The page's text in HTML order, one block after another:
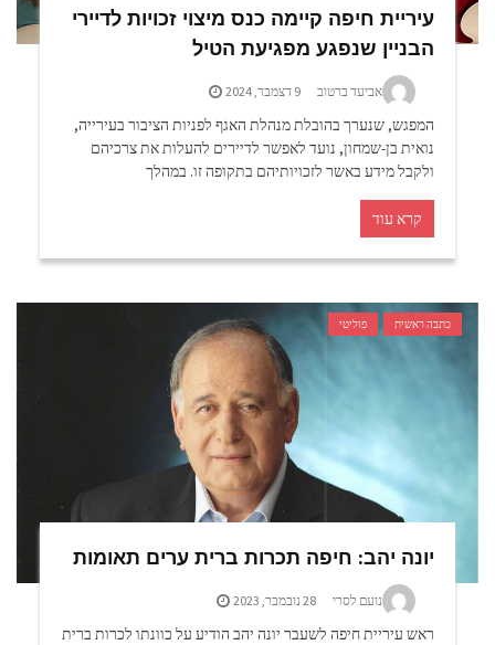
עיריית חיפה קיימה כנס מיצוי זכויות לדיירי
הבניין שנפגע מפגיעת הטיל
אביעד ברטוב 9 דצמבר, 2024
המפגש, שנערך בהובלת מנהלת האגף לפניות הציבור בעירייה,
נואית בן-שמחון, נועד לאפשר לדיירים להעלות את צרכיהם
ולקבל מידע באשר לזכויותיהם בתקופה זו. במהלך
קרא עוד
כתבה ראשית פוליטי
יונה יהב: חיפה תכרות ברית ערים תאומות
נועם לסרי 28 נובמבר, 2023
ראש עיריית חיפה לשעבר יונה יהב הודיע על כוונתו לכרות ברית